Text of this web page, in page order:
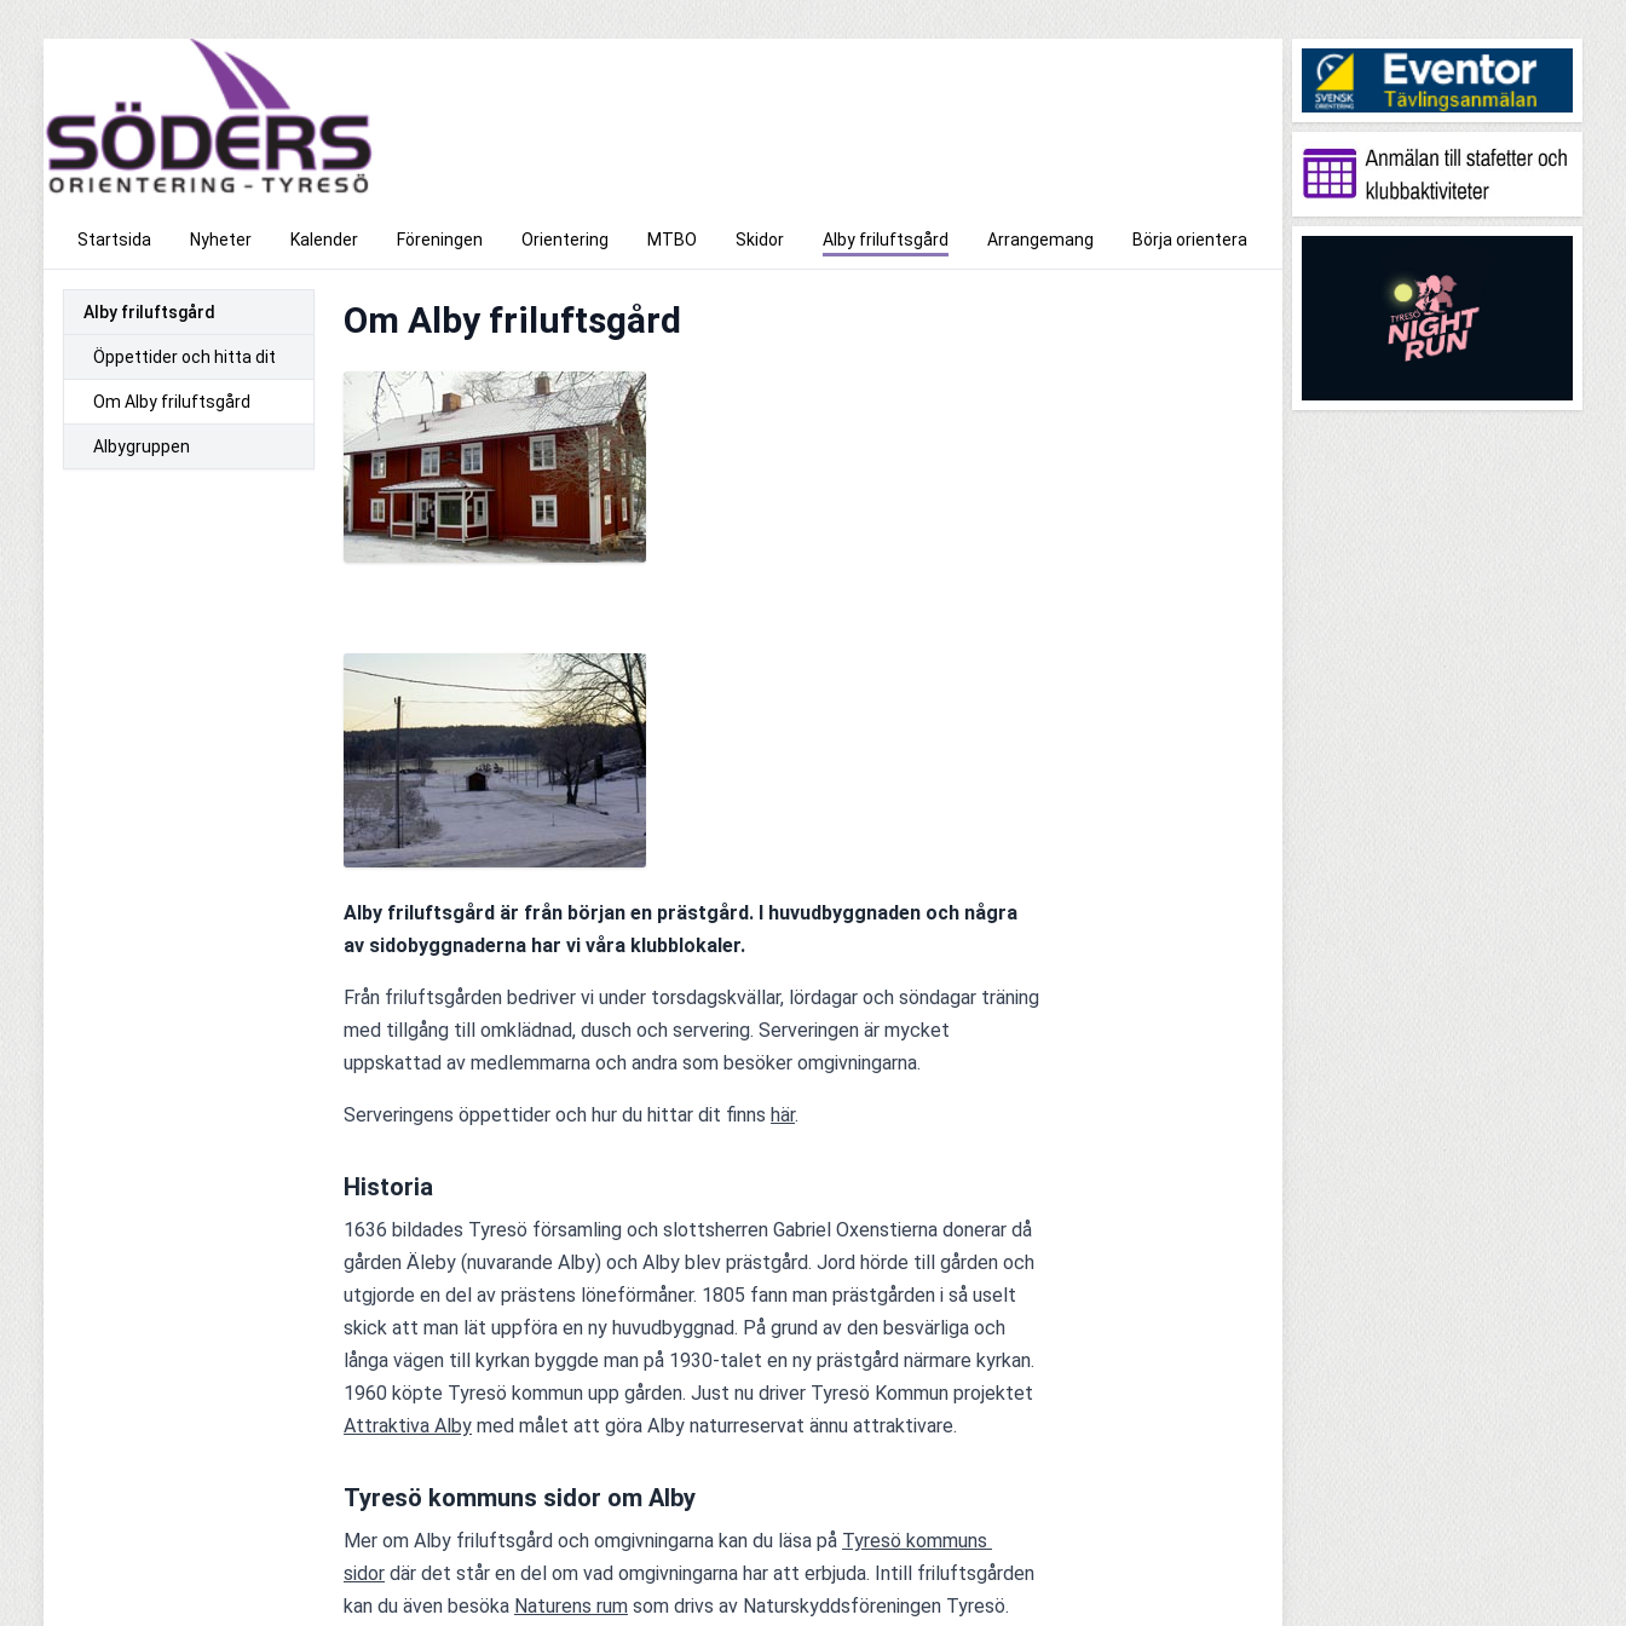
Startsida Nyheter Kalender Föreningen Orientering MTBO Skidor Alby friluftsgård Arrangemang Börja orientera
Alby friluftsgård
Öppettider och hitta dit
Om Alby friluftsgård
Albygruppen
Om Alby friluftsgård
Alby friluftsgård är från början en prästgård. I
huvudbyggnaden och några
av sidobyggnaderna har vi våra klubblokaler.
Från friluftsgården bedriver vi under torsdagskvällar, lördagar och söndagar träning
med tillgång till omklädnad, dusch och servering. Serveringen är mycket
uppskattad av medlemmarna och andra som besöker omgivningarna.
Serveringens öppettider och hur du hittar dit finns här.
Historia
1636 bildades Tyresö församling och slottsherren Gabriel Oxenstierna donerar då
gården Äleby (nuvarande Alby) och Alby blev prästgård. Jord hörde till gården och
utgjorde en del av prästens löneförmåner. 1805 fann man prästgården i så uselt
skick att man lät uppföra en ny huvudbyggnad. På grund av den besvärliga och
långa vägen till kyrkan byggde man på 1930-talet en ny prästgård närmare kyrkan.
Attraktiva Alby med målet att göra Alby naturreservat ännu attraktivare.
Tyresö kommuns sidor om Alby
Mer om Alby friluftsgård och omgivningarna kan du läsa på Tyresö kommuns
sidor där det står en del om vad omgivningarna har att erbjuda. Intill friluftsgården
kan du även besöka Naturens rum som drivs av Naturskyddsföreningen Tyresö.